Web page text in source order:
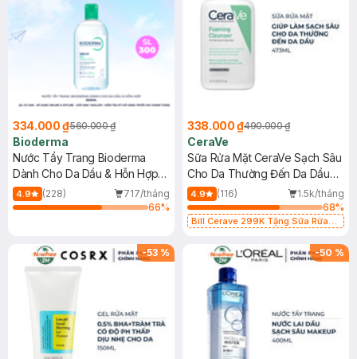
334.000 ₫560.000 ₫
Bioderma
Nước Tẩy Trang Bioderma
Dành Cho Da Dầu & Hỗn Hợp
500ml
4.9 (228)
717/tháng
66%
338.000 ₫490.000 ₫
CeraVe
Sữa Rửa Mặt CeraVe Sạch Sâu
Cho Da Thường Đến Da Dầu
473ml
4.9 (116)
1.5k/tháng
68%
Bill Cerave 299K Tặng Sữa Rửa
-53 % -50 %